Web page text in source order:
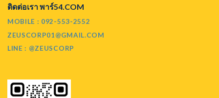
ติดต่อเรา พาร์54.COM
MOBILE : 092-553-2552
ZEUSCORP01@GMAIL.COM
LINE : @ZEUSCORP